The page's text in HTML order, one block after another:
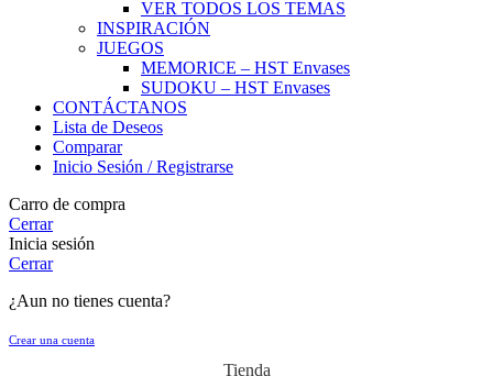
VER TODOS LOS TEMAS
INSPIRACIÓN
JUEGOS
MEMORICE – HST Envases
SUDOKU – HST Envases
CONTÁCTANOS
Lista de Deseos
Comparar
Inicio Sesión / Registrarse
Carro de compra
Cerrar
Inicia sesión
Cerrar
¿Aun no tienes cuenta?
Crear una cuenta
Tienda